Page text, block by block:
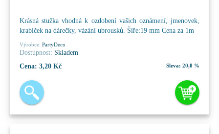
Krásná stužka vhodná k ozdobení vašich oznámení, jmenovek,
krabiček na dárečky, vázání ubrousků. Šíře:19 mm Cena za 1m
Výrobce: PartyDeco
Dostupnost: Skladem
Cena: 3,20 Kč Sleva: 20,0 %